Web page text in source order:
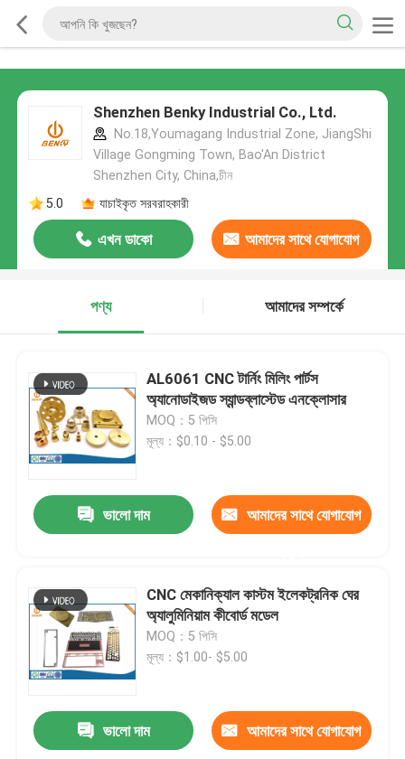
Shenzhen Benky Industrial Co., Ltd.
No.18,Youmagang Industrial Zone, JiangShi
Village Gongming Town, Bao'An District
Shenzhen City, China,চীন
5.0
যাচাইকৃত সরবরাহকারী
এখন ডাকো আমাদের সাথে যোগাযোগ
পণ্য
আমাদের সম্পর্কে
AL6061 CNC টার্নিং মিলিং পার্টস
অ্যানোডাইজড স্যান্ডব্লাস্টেড এনক্লোসার
MOQ：5 পিসি
মূল্য：$0.10 - $5.00
ভালো দাম আমাদের সাথে যোগাযোগ
CNC মেকানিক্যাল কাস্টম ইলেকট্রনিক ঘের
অ্যালুমিনিয়াম কীবোর্ড মডেল
MOQ：5 পিসি
মূল্য：$1.00- $5.00
ভালো দাম আমাদের সাথে যোগাযোগ